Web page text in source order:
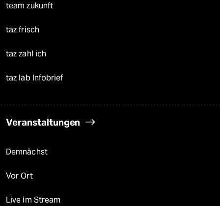
team zukunft
taz frisch
taz zahl ich
taz lab Infobrief
Veranstaltungen
Demnächst
Vor Ort
Live im Stream